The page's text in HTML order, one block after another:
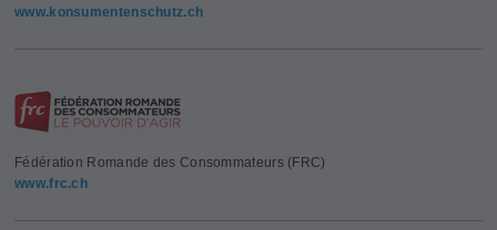
www.konsumentenschutz.ch
Fédération Romande des Consommateurs (FRC)
www.frc.ch